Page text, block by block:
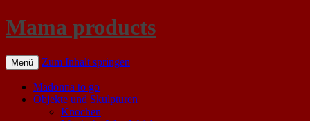
Mama products
Menü Zum Inhalt springen
Madonna to go
Objekte und Skulpturen
Knochen